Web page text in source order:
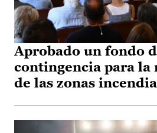
Aprobado un fondo
contingencia para la
de las zonas